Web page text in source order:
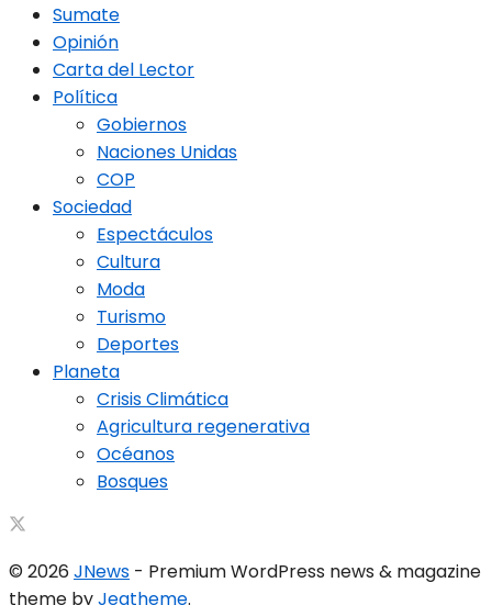
Sumate
Opinión
Carta del Lector
Política
Gobiernos
Naciones Unidas
COP
Sociedad
Espectáculos
Cultura
Moda
Turismo
Deportes
Planeta
Crisis Climática
Agricultura regenerativa
Océanos
Bosques
© 2026 JNews - Premium WordPress news & magazine
theme byJegtheme.